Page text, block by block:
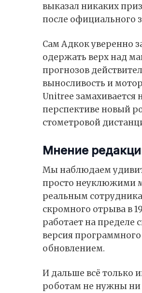
выказал никаких
после официального
Сам Адкок уверенно
одержать верх над
прогнозов
выносливость и
Unitree
перспективе новый
стометровой
Мнение
Мы наблюдаем
просто неуклюжими
реальным
скромного отрыва в
работает на пределе
версия
обновлением.
И дальше всё только
роботам не нужны